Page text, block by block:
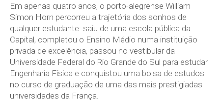
Em apenas quatro anos, o porto-alegrense William
Simon Horn percorreu a trajetória dos sonhos de
qualquer estudante: saiu de uma escola pública da
Capital, completou o Ensino Médio numa instituição
privada de excelência, passou no vestibular da
Universidade Federal do Rio Grande do Sul para estudar
Engenharia Física e conquistou uma bolsa de estudos
no curso de graduação de uma das mais prestigiadas
universidades da França.